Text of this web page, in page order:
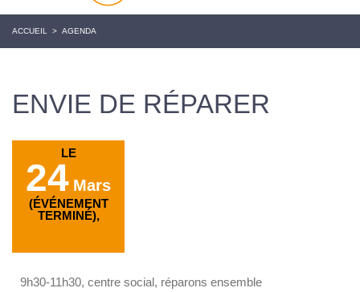
ACCUEIL > AGENDA
ENVIE DE RÉPARER
LE
24 Mars
(ÉVÉNEMENT
TERMINÉ),
9h30-11h30, centre social, réparons ensemble